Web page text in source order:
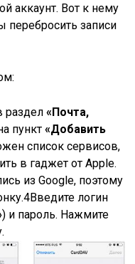
аккаунт. Вот к нему
перебросить записи
раздел«Почта,
пункт«Добавить
список сервисов,
в гаджет от Apple.
из Google, поэтому
4Введите логин
) и пароль. Нажмите